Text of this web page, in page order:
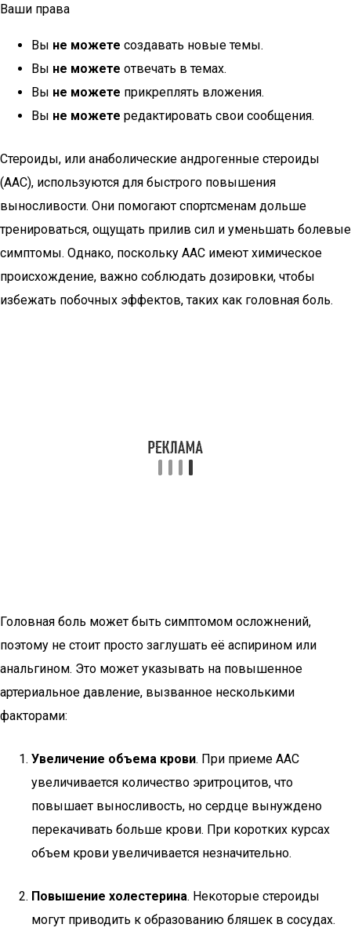
Ваши права
Вы не можете создавать новые темы.
Вы не можете отвечать в темах.
Вы не можете прикреплять вложения.
Вы не можете редактировать свои сообщения.
Стероиды, или анаболические андрогенные стероиды
(ААС), используются для быстрого повышения
выносливости. Они помогают спортсменам дольше
тренироваться, ощущать прилив сил и уменьшать болевые
симптомы. Однако, поскольку ААС имеют химическое
происхождение, важно соблюдать дозировки, чтобы
избежать побочных эффектов, таких как головная боль.
Головная боль может быть симптомом осложнений,
поэтому не стоит просто заглушать её аспирином или
анальгином. Это может указывать на повышенное
артериальное давление, вызванное несколькими
факторами:
Увеличение объема крови. При приеме ААС
увеличивается количество эритроцитов, что
повышает выносливость, но сердце вынуждено
перекачивать больше крови. При коротких курсах
объем крови увеличивается незначительно.
Повышение холестерина. Некоторые стероиды
могут приводить к образованию бляшек в сосудах.